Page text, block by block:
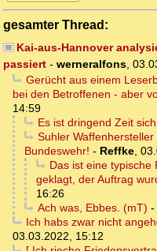
gesamter Thread:
Kai-aus-Hannover
passiert - werneralfons,
Gerücht aus einem
bei den Betroffenen - aber
14:59
Es ist dringend Zeit
Suhler
Bundeswehr! - Reffke,
Das ist eine typische
geklagt, der Auftrag
16:26
Ach was, Ebbes. (mT) -
Ich habs zwar nicht
03.03.2022, 15:12